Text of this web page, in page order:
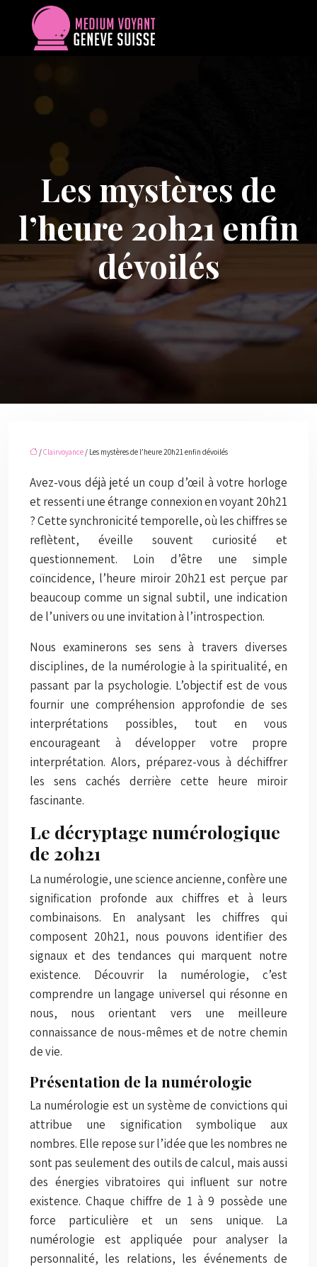
Les mystères de
l’heure 20h21 enfin
dévoilés
/Clairvoyance / Les mystères de l’heure 20h21 enfin dévoilés
Avez-vous déjà jeté un coup d’œil à votre horloge
et ressenti une étrange connexion en voyant 20h21
? Cette synchronicité temporelle, où les chiffres se
reflètent, éveille souvent curiosité et
questionnement. Loin d’être une simple
coïncidence, l’heure miroir 20h21 est perçue par
beaucoup comme un signal subtil, une indication
de l’univers ou une invitation à l’introspection.
Nous examinerons ses sens à travers diverses
disciplines, de la numérologie à la spiritualité, en
passant par la psychologie. L’objectif est de vous
fournir une compréhension approfondie de ses
interprétations possibles, tout en vous
encourageant à développer votre propre
interprétation. Alors, préparez-vous à déchiffrer
les sens cachés derrière cette heure miroir
fascinante.
Le décryptage numérologique
de 20h21
La numérologie, une science ancienne, confère une
signification profonde aux chiffres et à leurs
combinaisons. En analysant les chiffres qui
composent 20h21, nous pouvons identifier des
signaux et des tendances qui marquent notre
existence. Découvrir la numérologie, c’est
comprendre un langage universel qui résonne en
nous, nous orientant vers une meilleure
connaissance de nous-mêmes et de notre chemin
de vie.
Présentation de la numérologie
La numérologie est un système de convictions qui
attribue une signification symbolique aux
nombres. Elle repose sur l’idée que les nombres ne
sont pas seulement des outils de calcul, mais aussi
des énergies vibratoires qui influent sur notre
existence. Chaque chiffre de 1 à 9 possède une
force particulière et un sens unique. La
numérologie est appliquée pour analyser la
personnalité, les relations, les événements de